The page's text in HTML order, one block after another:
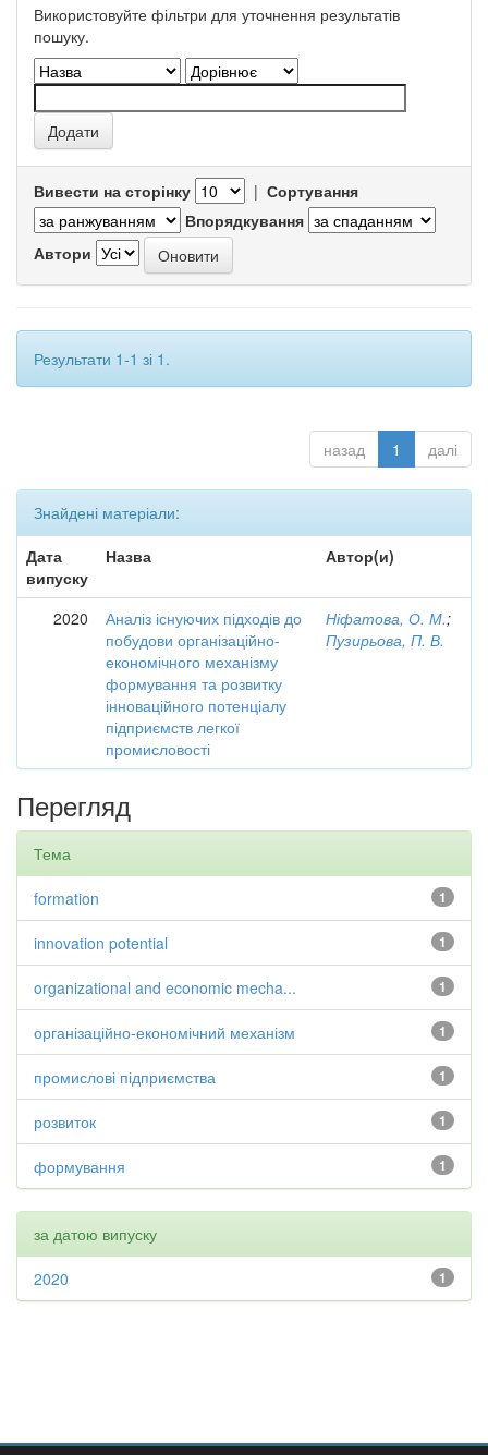
Використовуйте фільтри для уточнення результатів
пошуку.
Вивести на сторінку | Сортування
Впорядкування
Автори
Результати 1-1 зі 1.
назад 1 далі
Знайдені матеріали:
Дата
випуску
Назва Автор(и)
2020
Аналіз існуючих підходів до
побудови організаційно-
економічного механізму
формування та розвитку
інноваційного потенціалу
підприємств легкої
промисловості
Ніфатова, О. М.;
Пузирьова, П. В.
Перегляд
Тема
1
formation
1
innovation potential
1
organizational and economic mecha...
1
організаційно-економічний механізм
1
промислові підприємства
1
розвиток
1
формування
за датою випуску
1
2020